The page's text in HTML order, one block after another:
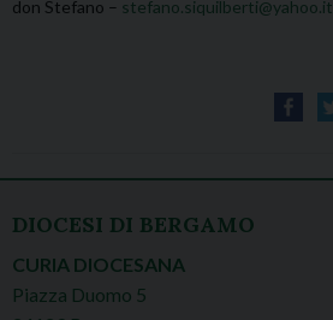
don Stefano – stefano.siquilberti@yahoo.it
DIOCESI DI BERGAMO
CURIA DIOCESANA
Piazza Duomo 5